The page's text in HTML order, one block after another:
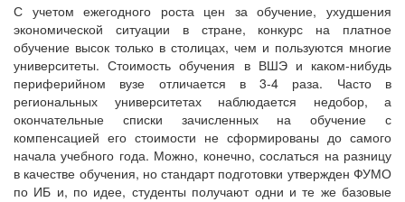
С учетом ежегодного роста цен за обучение, ухудшения
экономической ситуации в стране, конкурс на платное
обучение высок только в столицах, чем и пользуются многие
университеты. Стоимость обучения в ВШЭ и каком-нибудь
периферийном вузе отличается в 3-4 раза. Часто в
региональных университетах наблюдается недобор, а
окончательные списки зачисленных на обучение с
компенсацией его стоимости не сформированы до самого
начала учебного года. Можно, конечно, сослаться на разницу
в качестве обучения, но стандарт подготовки утвержден ФУМО
по ИБ и, по идее, студенты получают одни и те же базовые